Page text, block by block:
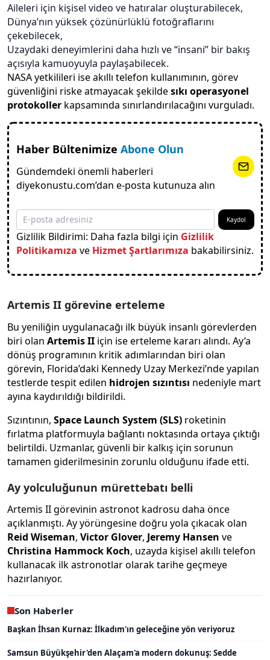
Aileleri için kişisel video ve hatıralar oluşturabilecek,
Dünya’nın yüksek çözünürlüklü fotoğraflarını
çekebilecek,
Uzaydaki deneyimlerini daha hızlı ve “insani” bir bakış
açısıyla kamuoyuyla paylaşabilecek.
NASA yetkilileri ise akıllı telefon kullanımının, görev
güvenliğini riske atmayacak şekildesıkı operasyonel
protokoller kapsamında sınırlandırılacağını vurguladı.
Haber Bültenimize Abone Olun
Gündemdeki önemli haberleri
diyekonustu.com’dan e-posta kutunuza alın
Kaydol
Gizlilik Bildirimi: Daha fazla bilgi için Gizlilik
Politikamıza ve Hizmet Şartlarımıza bakabilirsiniz.
Artemis II görevine erteleme
Bu yeniliğin uygulanacağı ilk büyük insanlı görevlerden
biri olan Artemis II için ise erteleme kararı alındı. Ay’a
dönüş programının kritik adımlarından biri olan
görevin, Florida’daki Kennedy Uzay Merkezi’nde yapılan
testlerde tespit edilen hidrojen sızıntısı nedeniyle mart
ayına kaydırıldığı bildirildi.
Sızıntının, Space Launch System (SLS) roketinin
fırlatma platformuyla bağlantı noktasında ortaya çıktığı
belirtildi. Uzmanlar, güvenli bir kalkış için sorunun
tamamen giderilmesinin zorunlu olduğunu ifade etti.
Ay yolculuğunun mürettebatı belli
Artemis II görevinin astronot kadrosu daha önce
açıklanmıştı. Ay yörüngesine doğru yola çıkacak olan
Reid Wiseman, Victor Glover, Jeremy Hansen ve
Christina Hammock Koch, uzayda kişisel akıllı telefon
kullanacak ilk astronotlar olarak tarihe geçmeye
hazırlanıyor.
Son Haberler
Başkan İhsan Kurnaz: İlkadım'ın geleceğine yön veriyoruz
Samsun Büyükşehir'den Alaçam'a modern dokunuş: Sedde